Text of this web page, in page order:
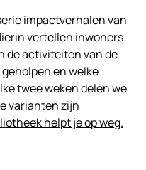
impactverhalen van
vertellen inwoners
de activiteiten van de
en welke
twee weken delen we
varianten zijn
helpt je op weg.